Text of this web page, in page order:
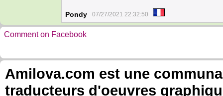
Pondy 07/27/2021 22:32:50
Comment on Facebook
Amilova.com est une
traducteurs d'oeuvres